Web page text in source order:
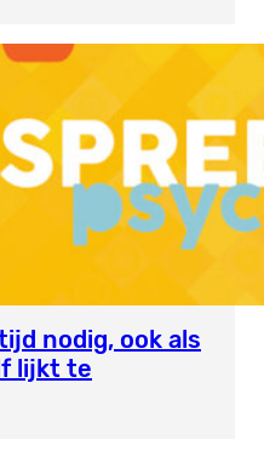
nodig, ook als
lijkt te